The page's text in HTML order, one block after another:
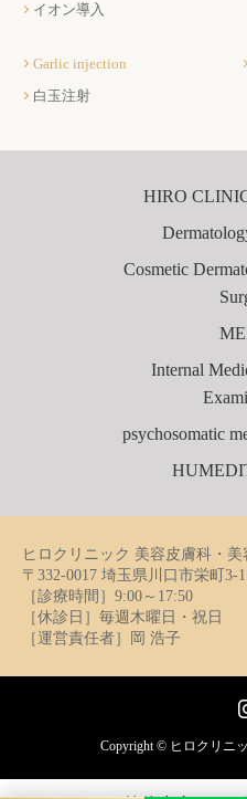
イオン導入
Garlic injection
白玉注射
HIRO
Cosmetic
Internal
psychosomatic
ヒロクリニック 美容皮膚科・美
〒332-0017 埼玉県川口市栄町3-
［診療時間］9:00～17:50
［休診日］毎週木曜日・祝日
［運営責任者］岡 浩子
Copyright © ヒロクリニ